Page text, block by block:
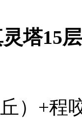
塔15
）+程